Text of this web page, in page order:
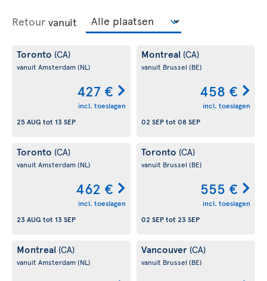
Retour vanuit
Toronto (CA)
vanuit Amsterdam(NL)
427 €
incl. toeslagen
25 AUG tot 13 SEP
Montreal (CA)
vanuit Brussel (BE)
458 €
incl. toeslagen
02 SEPtot 08 SEP
Toronto (CA)
vanuit Amsterdam(NL)
462 €
incl. toeslagen
23 AUG tot 13 SEP
Toronto (CA)
vanuit Brussel (BE)
555 €
incl. toeslagen
02 SEPtot 23 SEP
Montreal (CA)
vanuit Amsterdam(NL)
Vancouver (CA)
vanuit Brussel (BE)